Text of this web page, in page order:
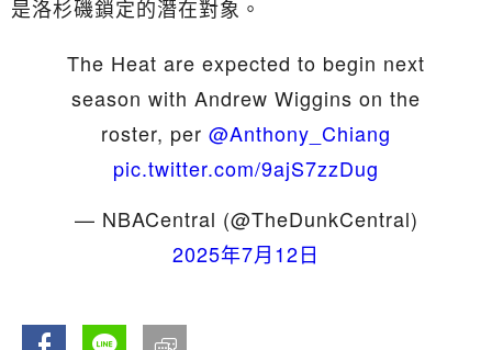
是洛杉磯鎖定的潛在對象。
The Heat are expected to begin next
season with Andrew Wiggins on the
roster, per @Anthony_Chiang
pic.twitter.com/9ajS7zzDug
— NBACentral (@TheDunkCentral)
2025年7月12日